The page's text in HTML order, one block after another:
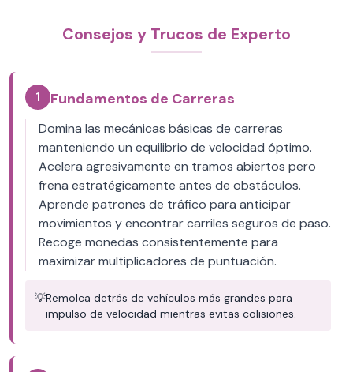
Consejos y Trucos de Experto
1 Fundamentos de Carreras
Domina las mecánicas básicas de carreras
manteniendo un equilibrio de velocidad óptimo.
Acelera agresivamente en tramos abiertos pero
frena estratégicamente antes de obstáculos.
Aprende patrones de tráfico para anticipar
movimientos y encontrar carriles seguros de paso.
Recoge monedas consistentemente para
maximizar multiplicadores de puntuación.
💡Remolca detrás de vehículos más grandes para
impulso de velocidad mientras evitas colisiones.